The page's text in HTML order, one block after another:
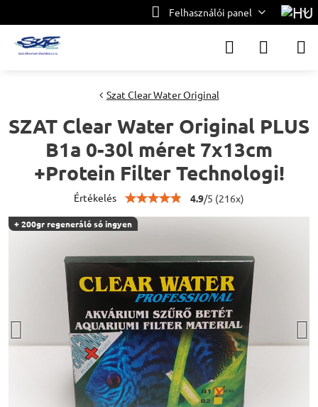
Felhasználói panel
+ 200gr regeneráló só ingyen
Szat Clear Water Original
SZAT Clear Water Original PLUS
B1a 0-30l méret 7x13cm
+Protein Filter Technologi!
Értékelés 4.9/5 (216x)